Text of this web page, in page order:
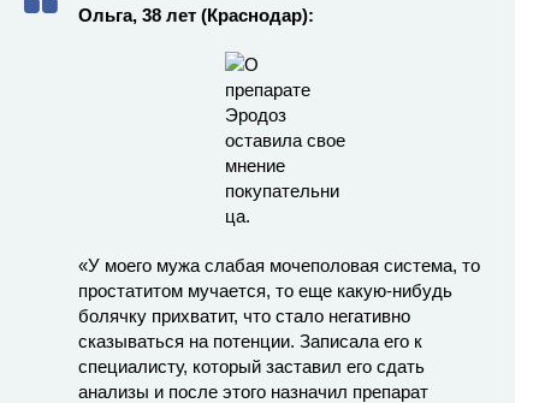
Ольга, 38 лет (Краснодар):
«У моего мужа слабая мочеполовая система, то
простатитом мучается, то еще какую-нибудь
болячку прихватит, что стало негативно
сказываться на потенции. Записала его к
специалисту, который заставил его сдать
анализы и после этого назначил препарат